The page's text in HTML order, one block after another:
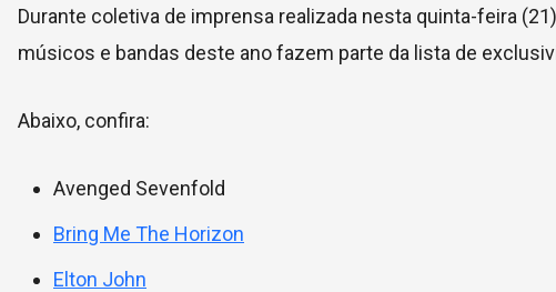
Durante coletiva de imprensa realizada nesta quinta-feira
músicos e bandas deste ano fazem parte da lista de
Abaixo, confira:
Avenged Sevenfold
Bring Me The Horizon
Elton John